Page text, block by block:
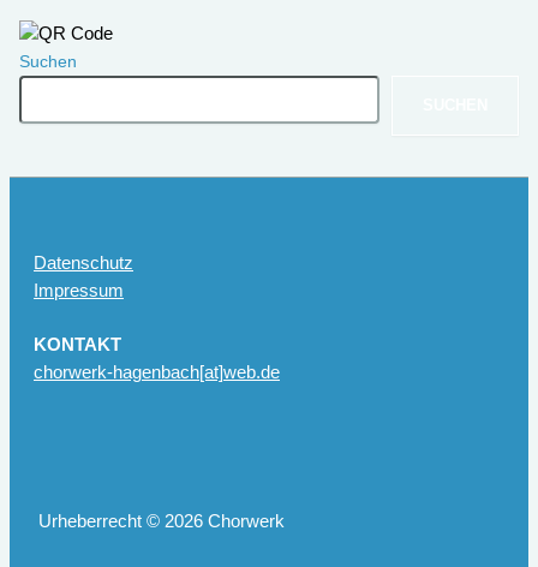
Suchen
Datenschutz
Impressum
KONTAKT
chorwerk-hagenbach[at]web.de
Urheberrecht © 2026 Chorwerk